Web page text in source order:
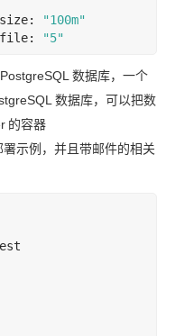
"100m"
"5"
PostgreSQL 数据库，一个
数据库，可以把数
的容器
示例，并且带邮件的相关